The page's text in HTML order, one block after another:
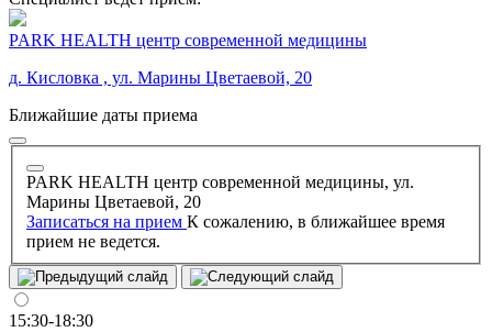
PARK HEALTH центр современной медицины
д. Кисловка , ул. Марины Цветаевой, 20
Ближайшие даты приема
PARK HEALTH центр современной медицины, ул.
Марины Цветаевой, 20
Записаться на прием К сожалению, в ближайшее время
прием не ведется.
15:30-18:30